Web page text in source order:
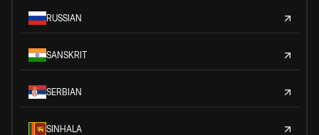
RUSSIAN
SANSKRIT
SERBIAN
SINHALA